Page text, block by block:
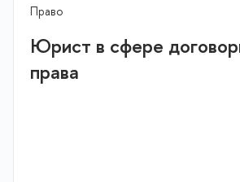
Право
Юрист в сфере
права